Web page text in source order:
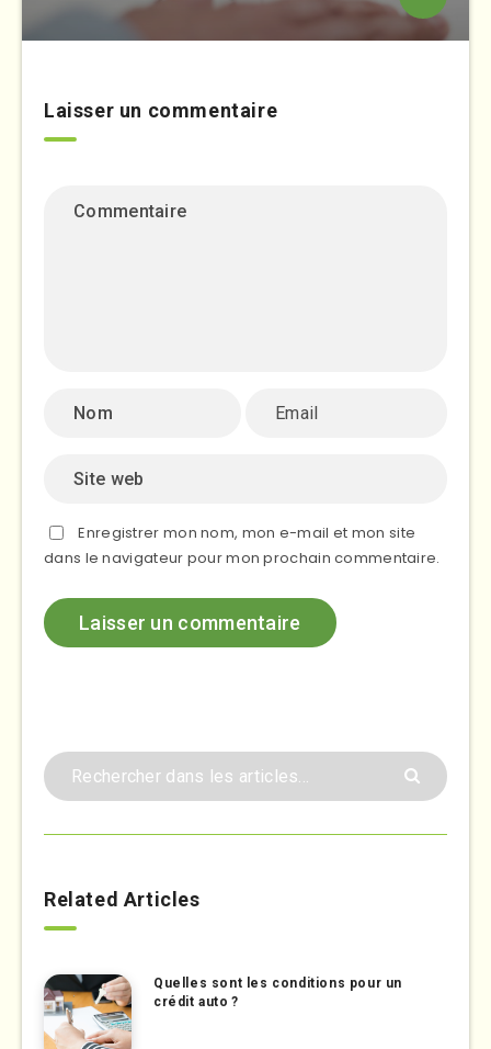
Laisser un commentaire
Enregistrer mon nom, mon e-mail et mon site
dans le navigateur pour mon prochain commentaire.
Related Articles
Quelles sont les conditions pour un
crédit auto ?